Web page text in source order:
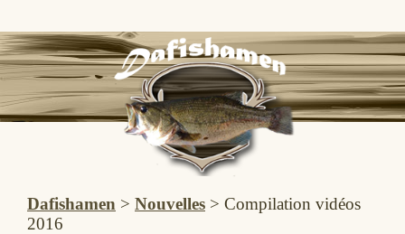
Dafishamen > Nouvelles > Compilation vidéos
2016